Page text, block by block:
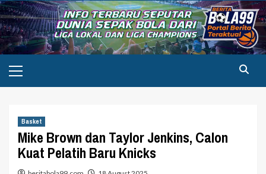
Skip
to
content
Menu
Basket
Mike Brown dan Taylor Jenkins, Calon
Kuat Pelatih Baru Knicks